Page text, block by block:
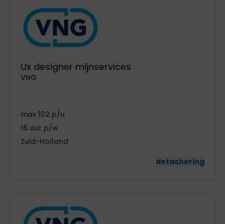
Ux designer mijnservices
VNG
102
16
Zuid-Holland
detachering